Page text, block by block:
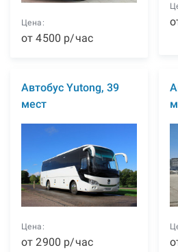
Цена:
от4500 р/час
Автобус Yutong, 39
мест
Цена:
от2900 р/час